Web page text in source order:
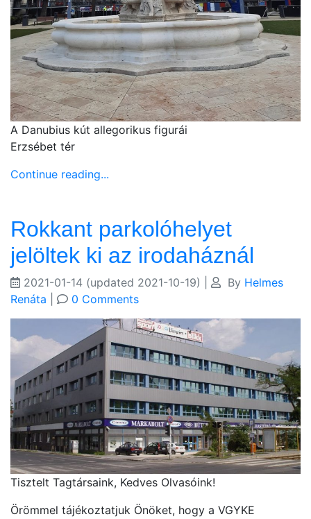
A Danubius kút allegorikus figurái
Erzsébet tér
Continue reading...
Rokkant parkolóhelyet
jelöltek ki az irodaháznál
2021-01-14 (updated 2021-10-19) By Helmes
Renáta
0 Comments
Tisztelt Tagtársaink, Kedves Olvasóink!
Örömmel tájékoztatjuk Önöket, hogy a VGYKE